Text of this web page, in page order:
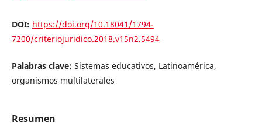
DOI: https://doi.org/10.18041/1794-
7200/criteriojuridico.2018.v15n2.5494
Palabras clave: Sistemas educativos, Latinoamérica,
organismos multilaterales
Resumen